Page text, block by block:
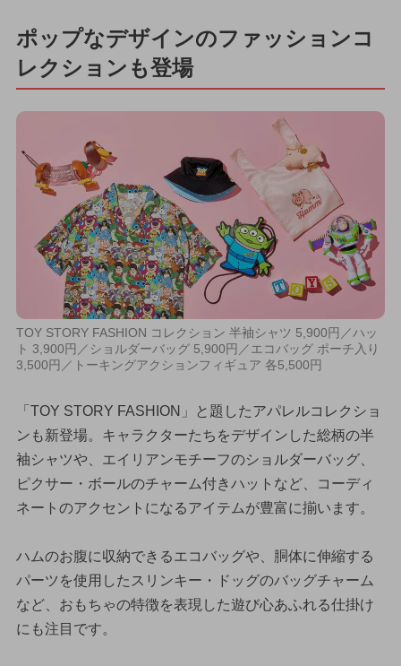
ポップなデザインのファッションコ
レクションも登場
TOY STORY FASHION コレクション 半袖シャツ 5,900円／ハッ
ト 3,900円／ショルダーバッグ 5,900円／エコバッグ ポーチ入り
3,500円／トーキングアクションフィギュア 各5,500円
「TOY STORY FASHION」と題したアパレルコレクショ
ンも新登場。キャラクターたちをデザインした総柄の半
袖シャツや、エイリアンモチーフのショルダーバッグ、
ピクサー・ボールのチャーム付きハットなど、コーディ
ネートのアクセントになるアイテムが豊富に揃います。
ハムのお腹に収納できるエコバッグや、胴体に伸縮する
パーツを使用したスリンキー・ドッグのバッグチャーム
など、おもちゃの特徴を表現した遊び心あふれる仕掛け
にも注目です。